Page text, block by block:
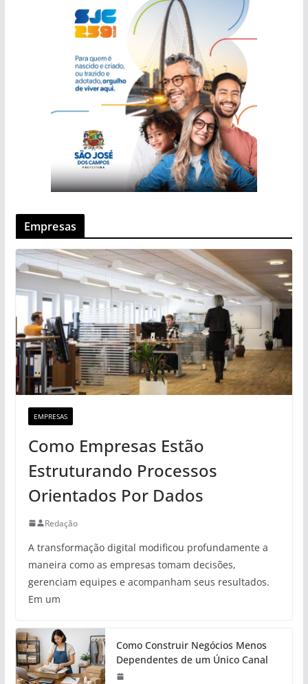
Empresas
EMPRESAS
Como Empresas Estão
Estruturando Processos
Orientados Por Dados
Redação
A transformação digital modificou profundamente a
maneira como as empresas tomam decisões,
gerenciam equipes e acompanham seus resultados.
Em um
Como Construir Negócios Menos
Dependentes de um Único Canal